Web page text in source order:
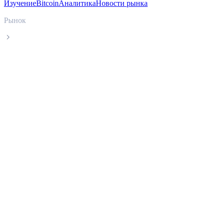
ИзучениеBitcoinАналитикаНовости рынка
Рынок